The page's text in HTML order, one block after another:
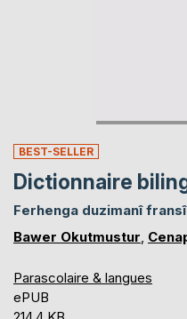
BEST-SELLER
Dictionnaire
Ferhenga duzimanî
Bawer Okutmustur
Parascolaire & langues
ePUB